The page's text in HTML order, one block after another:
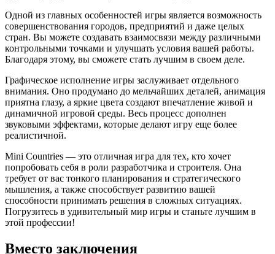
Одной из главных особенностей игры является возможность
совершенствования городов, предприятий и даже целых
стран. Вы можете создавать взаимосвязи между различными
контрольными точками и улучшать условия вашей работы.
Благодаря этому, вы сможете стать лучшим в своем деле.
Графическое исполнение игры заслуживает отдельного
внимания. Оно продумано до мельчайших деталей, анимация
приятна глазу, а яркие цвета создают впечатление живой и
динамичной игровой среды. Весь процесс дополнен
звуковыми эффектами, которые делают игру еще более
реалистичной.
Mini Countries — это отличная игра для тех, кто хочет
попробовать себя в роли разработчика и строителя. Она
требует от вас тонкого планирования и стратегического
мышления, а также способствует развитию вашей
способности принимать решения в сложных ситуациях.
Погрузитесь в удивительный мир игры и станьте лучшим в
этой профессии!
Вместо заключения